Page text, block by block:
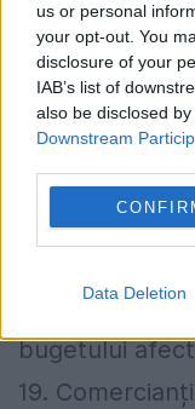
us or personal
your opt-out. You
disclosure of your
IAB’s list of
also be disclosed
Downstream
Data Deletion
COVID-19:
Ludovic, ci
4 APRILIE 2020
Ungaria a
suplimentare
bănci, ca
bugetului
19.